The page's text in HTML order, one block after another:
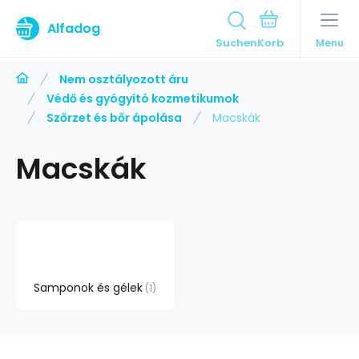
Alfadog
Suchen Menu
Nem osztályozott áru
Védő és gyógyító kozmetikumok
Szőrzet és bőr ápolása
Macskák
Macskák
Samponok és gélek 1